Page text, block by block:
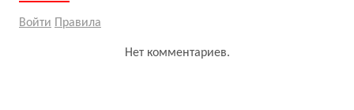
Войти Правила
Нет комментариев.